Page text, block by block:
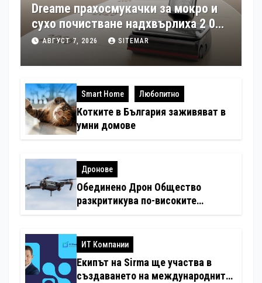
Dreame прахосмукачки за мокро и
сухо почистване надхвърлиха 2 000
патентни заявки в световен мащаб
АВГУСТ 7, 2026 SITEMAR
Smart Home Любопитно
Котките в България заживяват в
умни домове
Дронове
Обединено Дрон Общество
разкритикува по-високите
ИТ Компании
Екипът на Sirma ще участва в
създаването на международните